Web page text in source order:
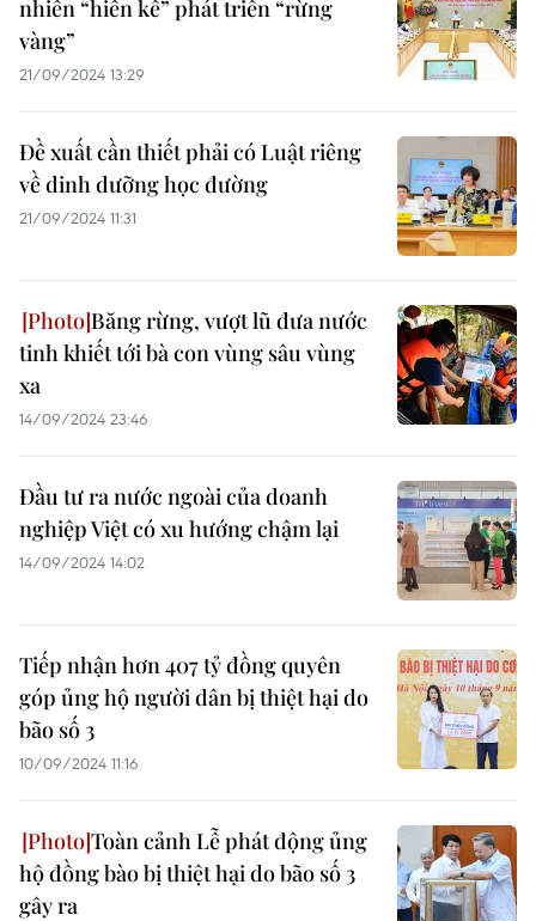
nhiên “hiến kế” phát triển “rừng
vàng”
21/09/2024 13:29
Đề xuất cần thiết phải có Luật riêng
về dinh dưỡng học đường
21/09/2024 11:31
Băng rừng, vượt lũ đưa nước
tinh khiết tới bà con vùng sâu vùng
xa
14/09/2024 23:46
Đầu tư ra nước ngoài của doanh
nghiệp Việt có xu hướng chậm lại
14/09/2024 14:02
Tiếp nhận hơn 407 tỷ đồng quyên
góp ủng hộ người dân bị thiệt hại do
bão số 3
10/09/2024 11:16
Toàn cảnh Lễ phát động ủng
hộ đồng bào bị thiệt hại do bão số 3
gây ra